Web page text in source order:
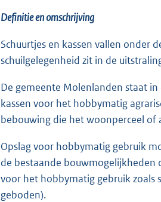
Definitie en omschrijving
Schuurtjes en kassen vallen onder
schuilgelegenheid zit in de
De gemeente Molenlanden staat
kassen voor het hobbymatig
bebouwing die het woonperceel of
Opslag voor hobbymatig gebruik
de bestaande bouwmogelijkheden
voor het hobbymatig gebruik zoals
geboden).